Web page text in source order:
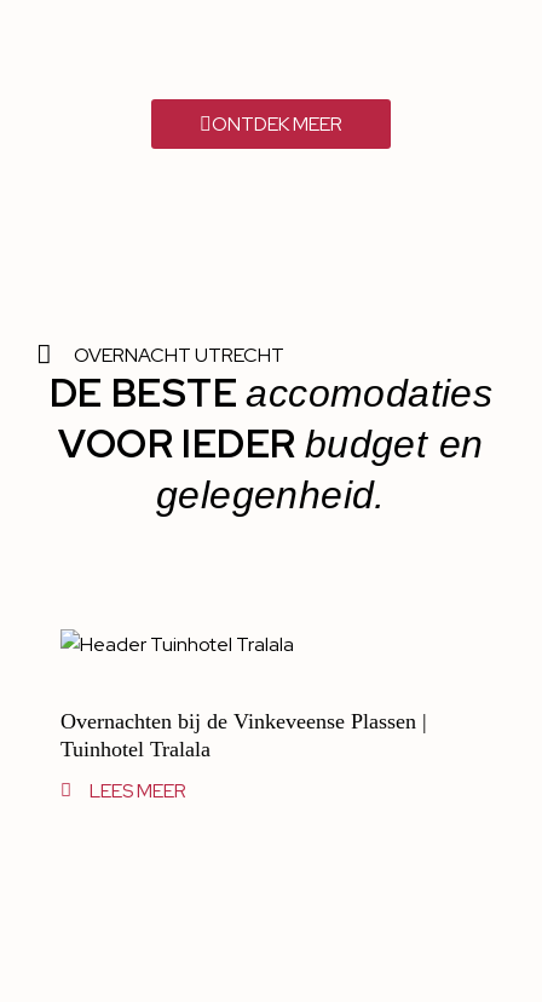
ONTDEK MEER
OVERNACHT UTRECHT
DE BESTEaccomodaties
VOOR IEDER budget en
gelegenheid.
Overnachten bij de Vinkeveense Plassen |
Tuinhotel Tralala
LEES MEER